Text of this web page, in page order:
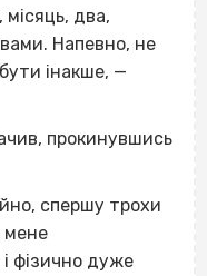
два,
Напевно, не
інакше, —
прокинувшись
спершу трохи
мене
фізично дуже